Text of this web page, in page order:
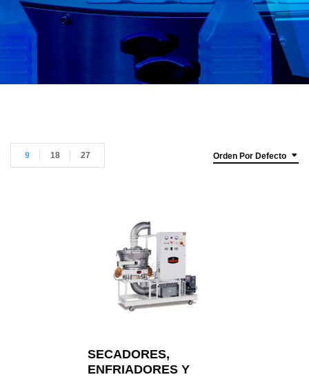
Orden Por Defecto
9 18 27
SECADORES,
ENFRIADORES Y